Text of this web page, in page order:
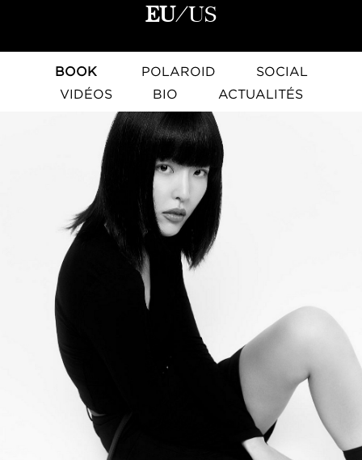
EU/US
BOOK POLAROID
SOCIAL
VIDÉOS
BIO ACTUALITÉS